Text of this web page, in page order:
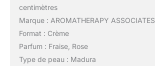
centimètres
Marque : AROMATHERAPY ASSOCIATES
Format : Crème
Parfum : Fraise, Rose
Type de peau : Madura